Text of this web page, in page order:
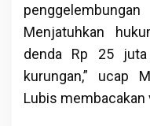
Menjatuhkan
denda Rp 25
kurungan,” ucap
Lubis